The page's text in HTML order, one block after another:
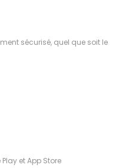
sécurisé, quel que soit le
et App Store